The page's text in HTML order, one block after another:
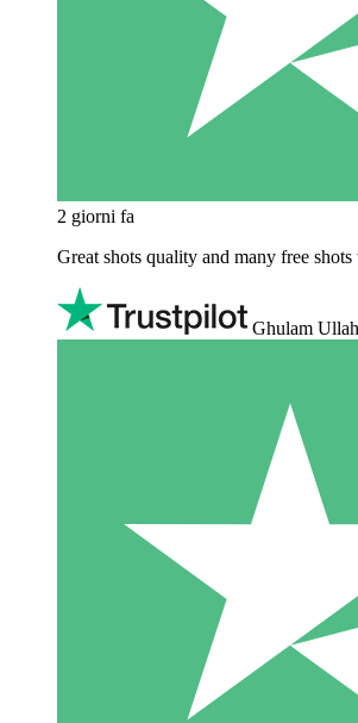
2 giorni fa
Great shots quality and many free shots
Ghulam